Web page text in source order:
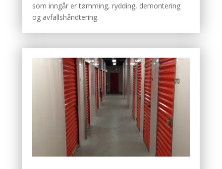
som inngår er tømming, rydding, demontering
og avfallshåndtering.